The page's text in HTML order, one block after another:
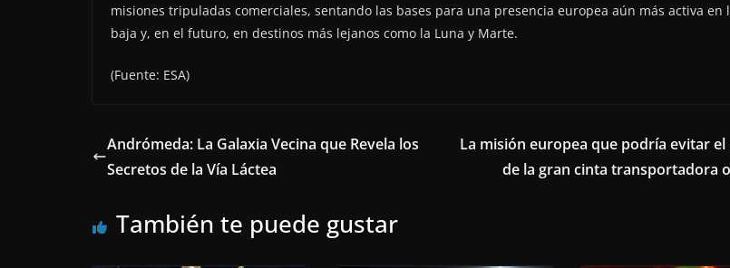
misiones tripuladas comerciales, sentando las bases para una presencia europea aún más activa en
baja y, en el futuro, en destinos más lejanos como la Luna y Marte.
(Fuente: ESA)
Andrómeda: La Galaxia Vecina que Revela los
Secretos de la Vía Láctea
La misión europea que podría evitar el
de la gran cinta transportadora
También te puede gustar